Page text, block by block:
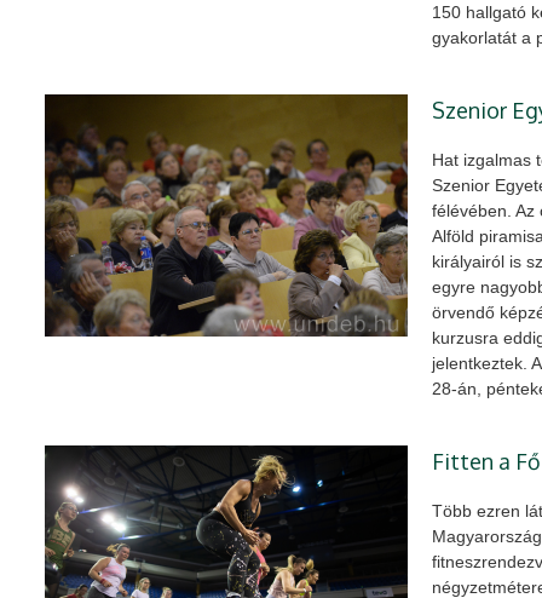
150 hallgató
gyakorlatát a
Szenior
Hat izgalmas
Szenior
félévében. Az
Alföld
királyairól is
egyre
örvendő
kurzusra
jelentkeztek.
28-án,
Fitten a
Több ezren